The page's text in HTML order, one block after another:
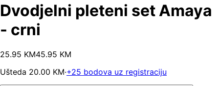
Dvodjelni pleteni set Amaya
- crni
25.95 KM45.95 KM
Ušteda 20.00 KM·+25 bodova uz registraciju